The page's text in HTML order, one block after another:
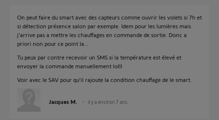
On peut faire du smart avec des capteurs comme ouvrir les volets si 7h et
si détection présence salon par exemple. Idem pour les lumières mais
j'arrive pas a mettre les chauffages en commande de sortie. Donc a
priori non pour ce point la...
Tu peux par contre recevoir un SMS si la température est élevé et
envoyer la commande manuellement lolll
Voir avec le SAV pour qu'il rajoute la condition chauffage de le smart.
Jacques M. il y a environ 7 ans